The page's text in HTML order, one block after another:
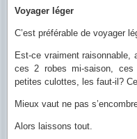
Voyager léger
C’est préférable de voyager
Est-ce vraiment raisonnable,
ces 2 robes mi-saison,
petites culottes, les faut-il?
Mieux vaut ne pas
Alors laissons tout.